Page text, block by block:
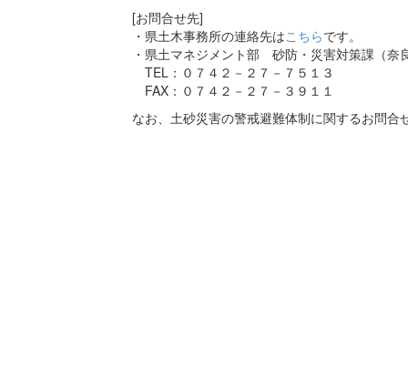
[お問合せ先]
・県土木事務所の連絡先はこちらです。
・県土マネジメント部 砂防・災害対策課（奈
TEL：０７４２－２７－７５１３
FAX：０７４２－２７－３９１１
なお、土砂災害の警戒避難体制に関するお問